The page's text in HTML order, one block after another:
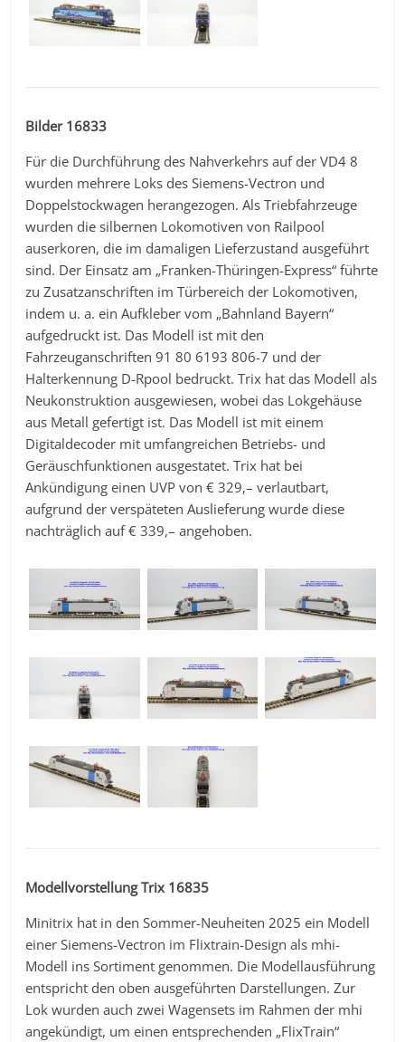
Bilder 16833
Für die Durchführung des Nahverkehrs auf der VD4 8
wurden mehrere Loks des Siemens-Vectron und
Doppelstockwagen herangezogen. Als Triebfahrzeuge
wurden die silbernen Lokomotiven von Railpool
auserkoren, die im damaligen Lieferzustand ausgeführt
sind. Der Einsatz am „Franken-Thüringen-Express“ führte
zu Zusatzanschriften im Türbereich der Lokomotiven,
indem u. a. ein Aufkleber vom „Bahnland Bayern“
aufgedruckt ist. Das Modell ist mit den
Fahrzeuganschriften 91 80 6193 806-7 und der
Halterkennung D-Rpool bedruckt. Trix hat das Modell als
Neukonstruktion ausgewiesen, wobei das Lokgehäuse
aus Metall gefertigt ist. Das Modell ist mit einem
Digitaldecoder mit umfangreichen Betriebs- und
Geräuschfunktionen ausgestatet. Trix hat bei
Ankündigung einen UVP von € 329,– verlautbart,
aufgrund der verspäteten Auslieferung wurde diese
nachträglich auf € 339,– angehoben.
Modellvorstellung Trix 16835
Minitrix hat in den Sommer-Neuheiten 2025 ein Modell
einer Siemens-Vectron im Flixtrain-Design als mhi-
Modell ins Sortiment genommen. Die Modellausführung
entspricht den oben ausgeführten Darstellungen. Zur
Lok wurden auch zwei Wagensets im Rahmen der mhi
angekündigt, um einen entsprechenden „FlixTrain“